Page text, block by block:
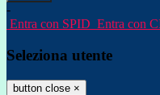
-
Entra con SPID Entra con
Seleziona utente
button close ×